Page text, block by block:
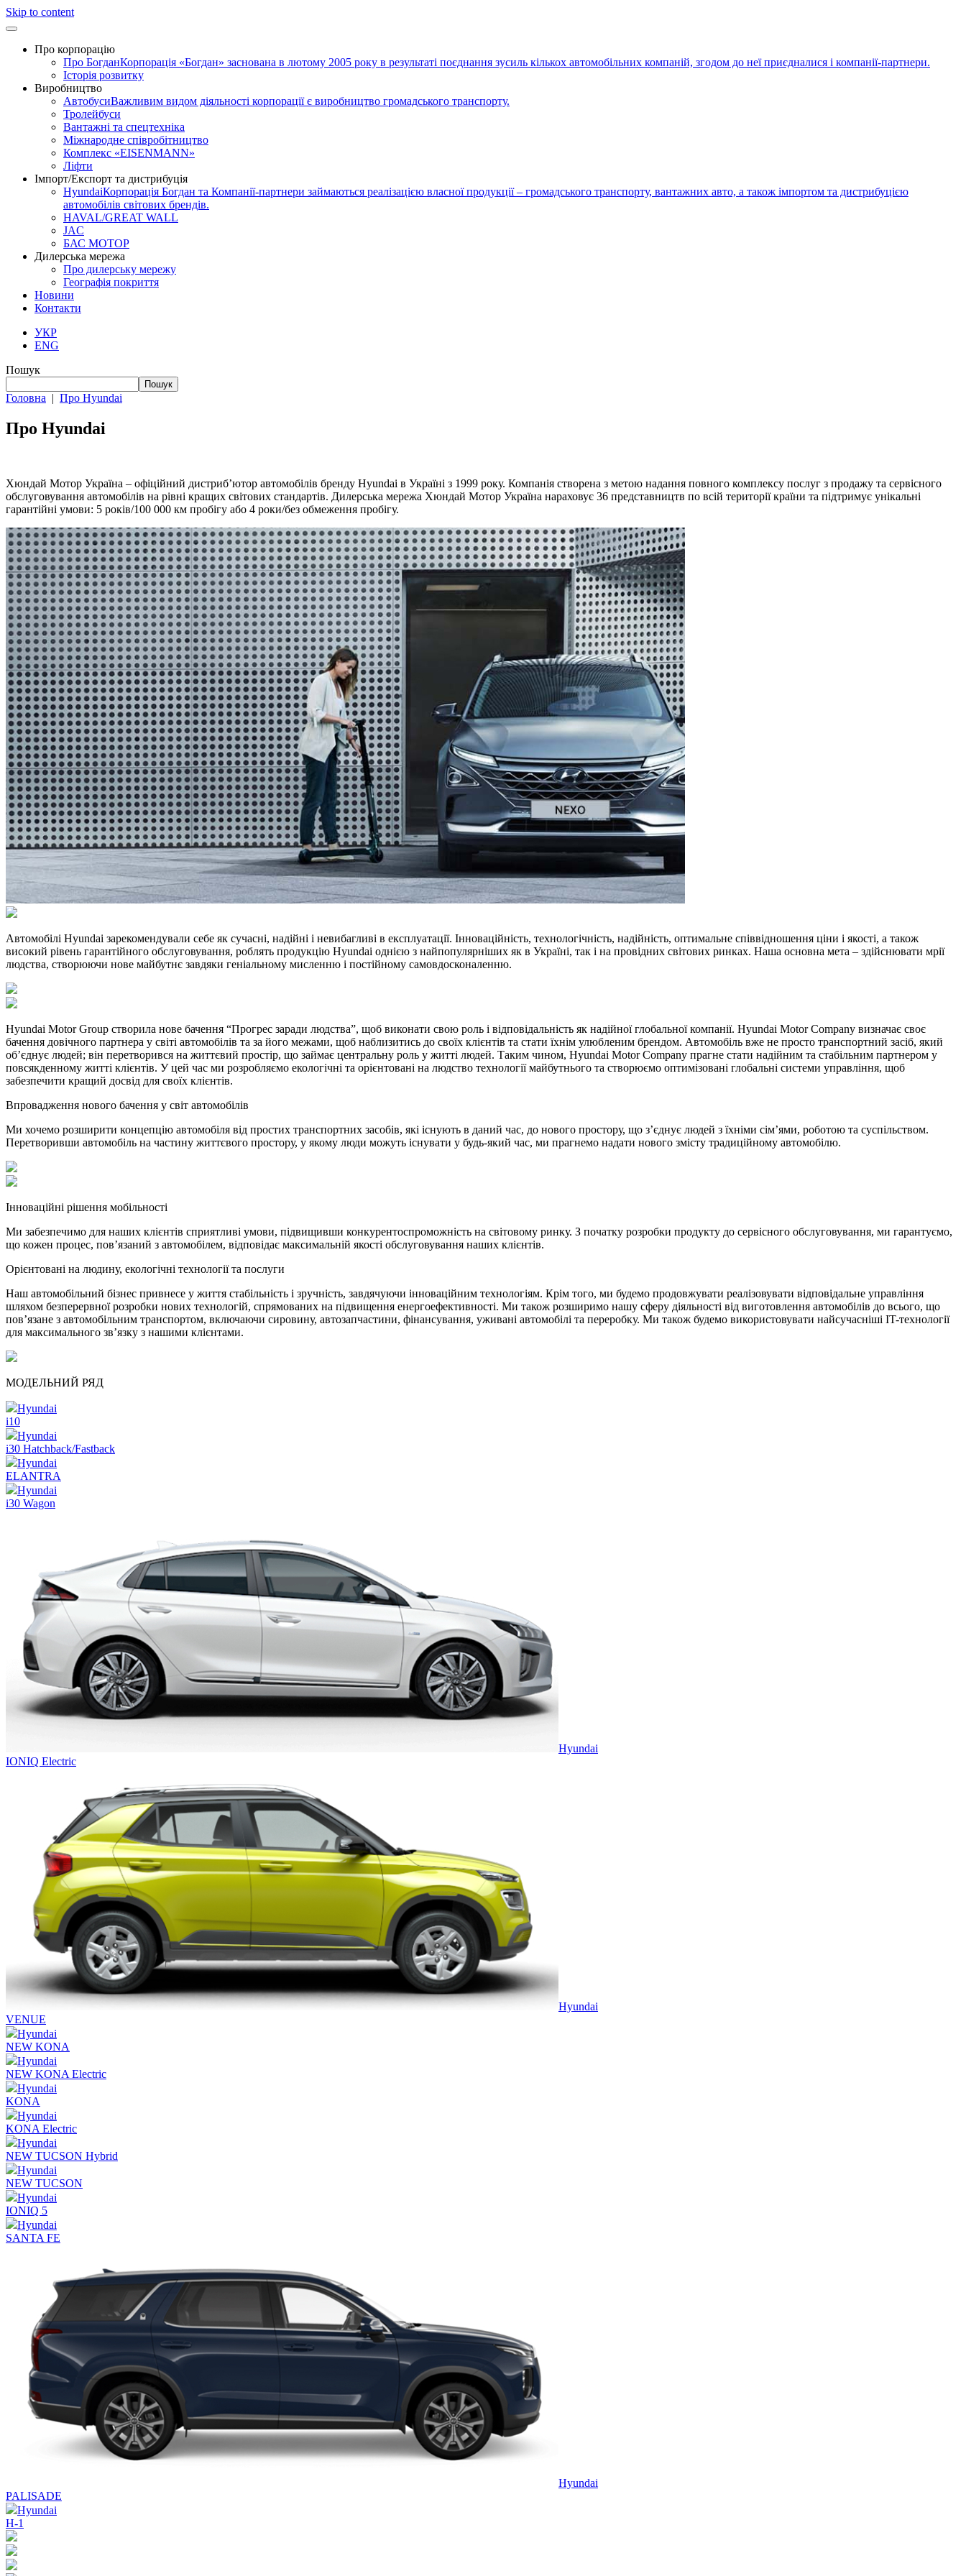
Skip to content
Про корпорацію
Про БогданКорпорація «Богдан» заснована в лютому 2005 року в результаті поєднання зусиль кількох автомобільних компаній, згодом до неї приєдналися і компанії-партнери.
Історія розвитку
Виробництво
АвтобусиВажливим видом діяльності корпорації є виробництво громадського транспорту.
Тролейбуси
Вантажні та спецтехніка
Міжнародне співробітництво
Комплекс «EISENMANN»
Ліфти
Імпорт/Експорт та дистрибуція
HyundaiКорпорація Богдан та Компанії-партнери займаються реалізацією власної продукції – громадського транспорту, вантажних авто, а також імпортом та дистрибуцією
автомобілів світових брендів.
HAVAL/GREAT WALL
JAC
БАС МОТОР
Дилерська мережа
Про дилерську мережу
Географія покриття
Новини
Контакти
УКР
ENG
Пошук
Пошук
Головна | Про Hyundai
Про Hyundai
Хюндай Мотор Україна – офіційний дистриб’ютор автомобілів бренду Hyundai в Україні з 1999 року. Компанія створена з метою надання повного комплексу послуг з продажу та сервісного
обслуговування автомобілів на рівні кращих світових стандартів. Дилерська мережа Хюндай Мотор Україна нараховує 36 представництв по всій території країни та підтримує унікальні
гарантійні умови: 5 років/100 000 км пробігу або 4 роки/без обмеження пробігу.
Автомобілі Hyundai зарекомендували себе як сучасні, надійні і невибагливі в експлуатації. Інноваційність, технологічність, надійність, оптимальне співвідношення ціни і якості, а також
високий рівень гарантійного обслуговування, роблять продукцію Hyundai однією з найпопулярніших як в Україні, так і на провідних світових ринках. Наша основна мета – здійснювати мрії
людства, створюючи нове майбутнє завдяки геніальному мисленню і постійному самовдосконаленню.
Hyundai Motor Group створила нове бачення “Прогрес заради людства”, щоб виконати свою роль і відповідальність як надійної глобальної компанії. Hyundai Motor Company визначає своє
бачення довічного партнера у світі автомобілів та за його межами, щоб наблизитись до своїх клієнтів та стати їхнім улюбленим брендом. Автомобіль вже не просто транспортний засіб, який
об’єднує людей; він перетворився на життєвий простір, що займає центральну роль у житті людей. Таким чином, Hyundai Motor Company прагне стати надійним та стабільним партнером у
повсякденному житті клієнтів. У цей час ми розробляємо екологічні та орієнтовані на людство технології майбутнього та створюємо оптимізовані глобальні системи управління, щоб
забезпечити кращий досвід для своїх клієнтів.
Впровадження нового бачення у світ автомобілів
Ми хочемо розширити концепцію автомобіля від простих транспортних засобів, які існують в даний час, до нового простору, що з’єднує людей з їхніми сім’ями, роботою та суспільством.
Перетворивши автомобіль на частину життєвого простору, у якому люди можуть існувати у будь-який час, ми прагнемо надати нового змісту традиційному автомобілю.
Інноваційні рішення мобільності
Ми забезпечимо для наших клієнтів сприятливі умови, підвищивши конкурентоспроможність на світовому ринку. З початку розробки продукту до сервісного обслуговування, ми гарантуємо,
що кожен процес, пов’язаний з автомобілем, відповідає максимальній якості обслуговування наших клієнтів.
Орієнтовані на людину, екологічні технології та послуги
Наш автомобільний бізнес привнесе у життя стабільність і зручність, завдячуючи інноваційним технологіям. Крім того, ми будемо продовжувати реалізовувати відповідальне управління
шляхом безперервної розробки нових технологій, спрямованих на підвищення енергоефективності. Ми також розширимо нашу сферу діяльності від виготовлення автомобілів до всього, що
пов’язане з автомобільним транспортом, включаючи сировину, автозапчастини, фінансування, уживані автомобілі та переробку. Ми також будемо використовувати найсучасніші IT-технології
для максимального зв’язку з нашими клієнтами.
МОДЕЛЬНИЙ РЯД
Hyundai
i10
Hyundai
i30 Hatchback/Fastback
Hyundai
ELANTRA
Hyundai
i30 Wagon
Hyundai
IONIQ Electric
Hyundai
VENUE
Hyundai
NEW KONA
Hyundai
NEW KONA Electric
Hyundai
KONA
Hyundai
KONA Electric
Hyundai
NEW TUCSON Hybrid
Hyundai
NEW TUCSON
Hyundai
IONIQ 5
Hyundai
SANTA FE
Hyundai
PALISADE
Hyundai
H-1